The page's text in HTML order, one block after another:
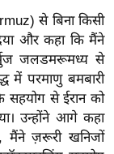
से बिना किसी
और कहा कि मैंने
जलडमरूमध्य से
में परमाणु बमबारी
से ईरान को
उन्होंने आगे कहा
मैंने ज़रूरी खनिजों